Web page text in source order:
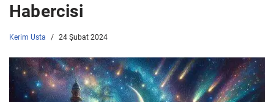
Habercisi
Kerim Usta 24 Şubat 2024